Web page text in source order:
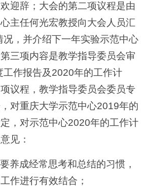
迎辞；大会的第二项议程是由
主任何光宏教授向大会人员汇
况，并介绍下一年实验示范中心
三项内容是教学指导委员会审
工作报告及2020年的工作计
议程， 教学指导委员会委员专
对重庆大学示范中心2019年的
，对示范中心2020年的工作计
见：
养成经常思考和总结的习惯，
作进行有效结合；